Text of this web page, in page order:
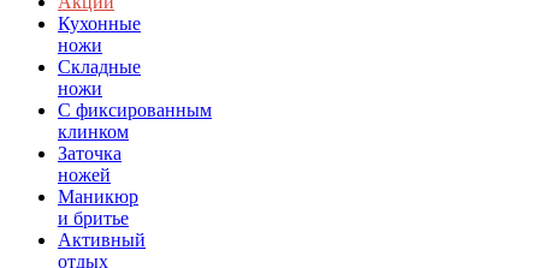
Кухонные
ножи
Складные
ножи
C фиксированным
клинком
Заточка
ножей
Маникюр
и бритье
Активный
отдых